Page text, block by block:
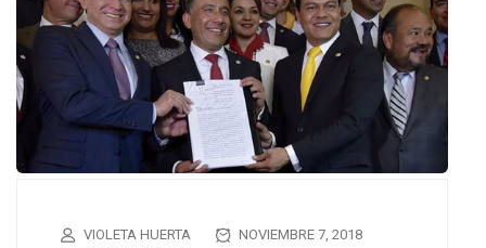
VIOLETA HUERTA
NOVIEMBRE 7, 2018